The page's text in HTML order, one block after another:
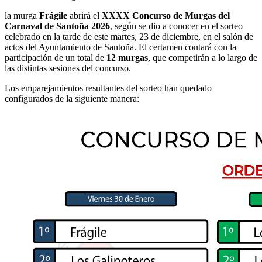
la murga Frágile abrirá el XXXX Concurso de Murgas del
Carnaval de Santoña 2026, según se dio a conocer en el sorteo
celebrado en la tarde de este martes, 23 de diciembre, en el salón de
actos del Ayuntamiento de Santoña. El certamen contará con la
participación de un total de 12 murgas, que competirán a lo largo de
las distintas sesiones del concurso.
Los emparejamientos resultantes del sorteo han quedado
configurados de la siguiente manera: